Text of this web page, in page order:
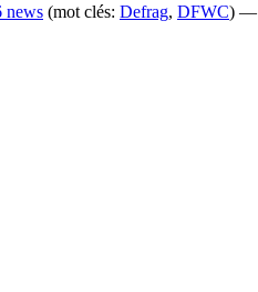
(mot clés: Defrag, DFWC) —